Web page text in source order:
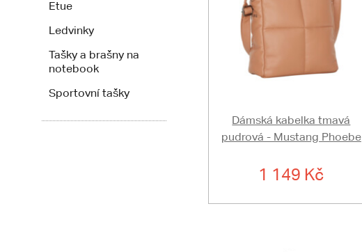
Etue
Ledvinky
Tašky a brašny na
notebook
Sportovní tašky
Dámská kabelka tmavá
pudrová - Mustang Phoebe
1 149 Kč